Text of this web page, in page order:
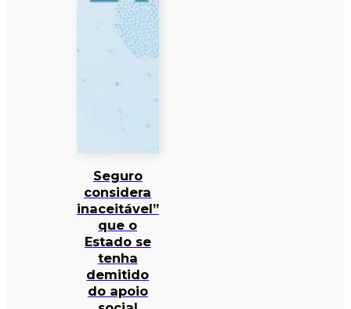
Seguro
considera
inaceitável”
que o
Estado se
tenha
demitido
do apoio